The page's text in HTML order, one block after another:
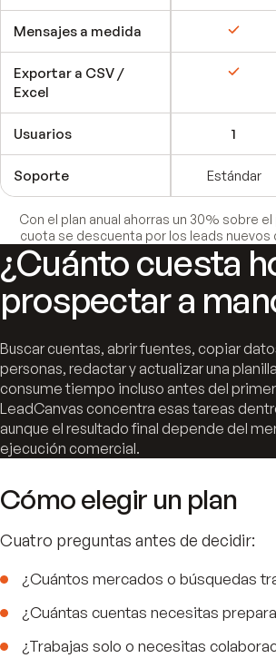
Mensajes a medida
Exportar a CSV /
Excel
Usuarios 1
Soporte Estándar
Con el plan anual ahorras un 30% sobre
cuota se descuenta por los leads nuevos
¿Cuánto cuesta
prospectar a
Buscar cuentas, abrir fuentes, copiar
personas, redactar y actualizar una
consume tiempo incluso antes del
LeadCanvas concentra esas tareas
aunque el resultado final depende del
ejecución comercial.
Cómo elegir un plan
Cuatro preguntas antes de decidir:
¿Cuántos mercados o búsquedas
¿Cuántas cuentas necesitas
¿Trabajas solo o necesitas